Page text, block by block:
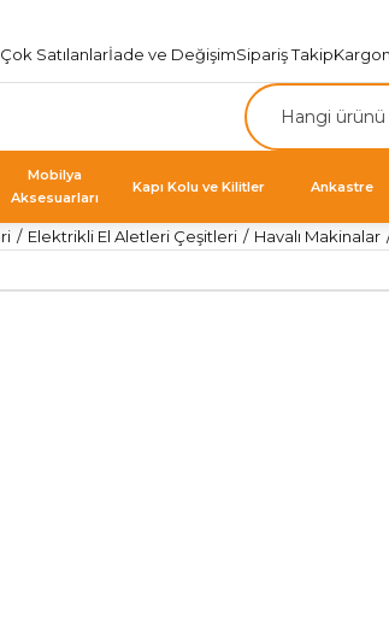
Çok Satılanlarİade ve DeğişimSipariş Takip
Mobilya
Aksesuarları
Kapı Kolu ve Kilitler Ankastre
Elektrikli El Aletleri Çeşitleri Havalı Makinalar